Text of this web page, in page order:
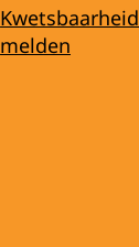
Kwetsbaarheid
melden